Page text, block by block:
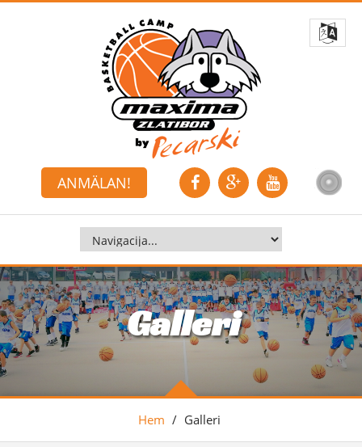
ANMÄLAN!
Galleri
Hem / Galleri